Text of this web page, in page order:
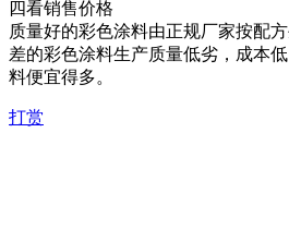
四看销售价格
质量好的彩色涂料由正规厂家按配
差的彩色涂料生产质量低劣，成本
料便宜得多。
打赏